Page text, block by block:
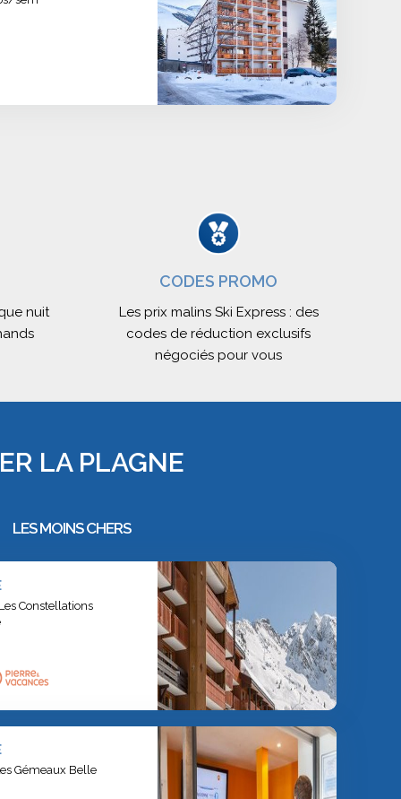
nuit
CODES PROMO
Les prix malins Ski Express : des
codes de réduction exclusifs
négociés pour vous
LA PLAGNE
LES MOINS CHERS
Constellations
Gémeaux Belle